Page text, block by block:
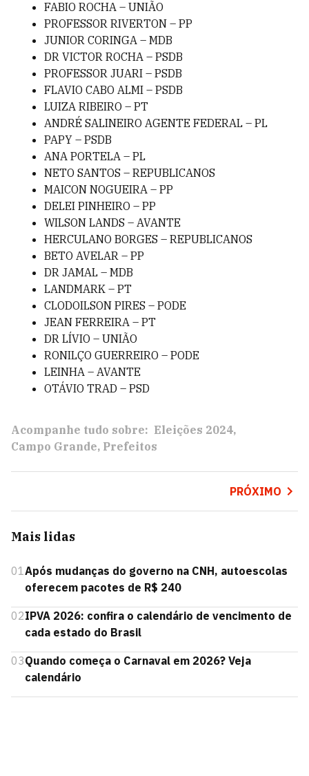
FABIO ROCHA – UNIÃO
PROFESSOR RIVERTON – PP
JUNIOR CORINGA – MDB
DR VICTOR ROCHA – PSDB
PROFESSOR JUARI – PSDB
FLAVIO CABO ALMI – PSDB
LUIZA RIBEIRO – PT
ANDRÉ SALINEIRO AGENTE FEDERAL – PL
PAPY – PSDB
ANA PORTELA – PL
NETO SANTOS – REPUBLICANOS
MAICON NOGUEIRA – PP
DELEI PINHEIRO – PP
WILSON LANDS – AVANTE
HERCULANO BORGES – REPUBLICANOS
BETO AVELAR – PP
DR JAMAL – MDB
LANDMARK – PT
CLODOILSON PIRES – PODE
JEAN FERREIRA – PT
DR LÍVIO – UNIÃO
RONILÇO GUERREIRO – PODE
LEINHA – AVANTE
OTÁVIO TRAD – PSD
Acompanhe tudo sobre: Eleições 2024
Campo Grande Prefeitos
PRÓXIMO
Mais lidas
01Após mudanças do governo na CNH, autoescolas
oferecem pacotes de R$ 240
02IPVA 2026: confira o calendário de vencimento de
cada estado do Brasil
03Quando começa o Carnaval em 2026? Veja
calendário